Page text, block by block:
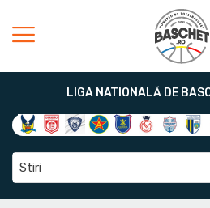
LIGA NATIONALĂ DE
Stiri